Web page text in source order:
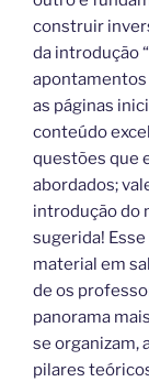
construir
da introdução
apontamentos
as páginas
conteúdo
questões que
abordados;
introdução do
sugerida!
material em
de os
panorama
se organizam,
pilares